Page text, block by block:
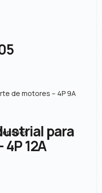
para
12A